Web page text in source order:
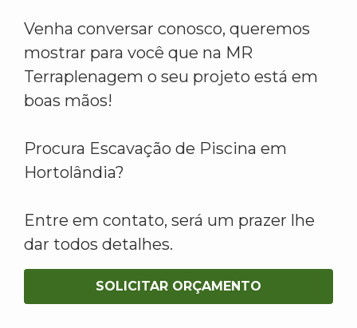
Venha conversar conosco, queremos
mostrar para você que na MR
Terraplenagem o seu projeto está em
boas mãos!
Procura Escavação de Piscina em
Hortolândia?
Entre em contato, será um prazer lhe
dar todos detalhes.
SOLICITAR ORÇAMENTO